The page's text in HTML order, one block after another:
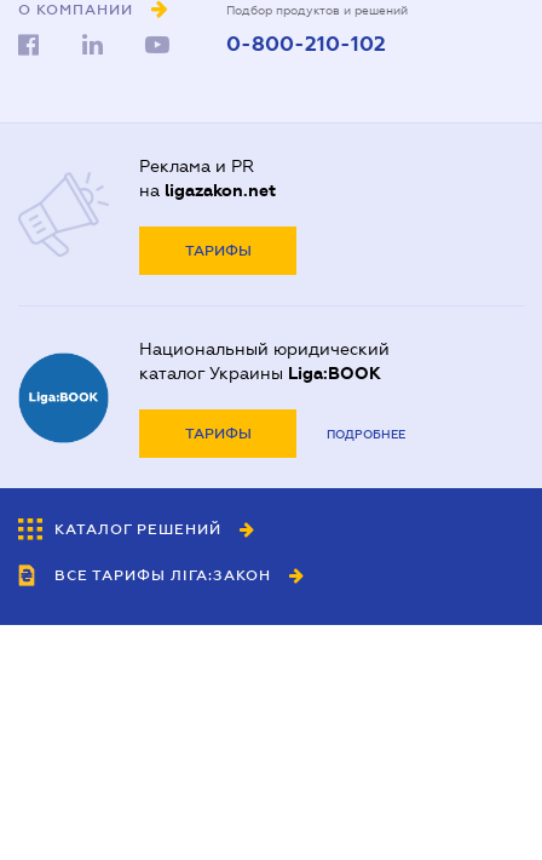
О КОМПАНИИ Подбор продуктов и решений
0-800-210-102
Реклама и PR
на ligazakon.net
ТАРИФЫ
Национальный юридический
каталог Украины Liga:BOOK
ТАРИФЫ ПОДРОБНЕЕ
КАТАЛОГ РЕШЕНИЙ
ВСЕ ТАРИФЫ ЛІГА:ЗАКОН